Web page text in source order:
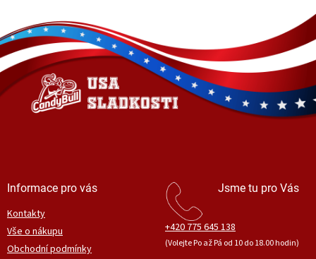
á
p
a
í
Informace pro vás
Kontakty
Vše o nákupu
Obchodní podmínky
Jsme tu pro Vás
+420 775 645 138
(Volejte Po až Pá od 10 do 18.00 hodin)